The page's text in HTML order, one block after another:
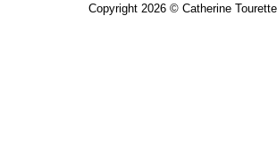
Copyright 2026 © Catherine